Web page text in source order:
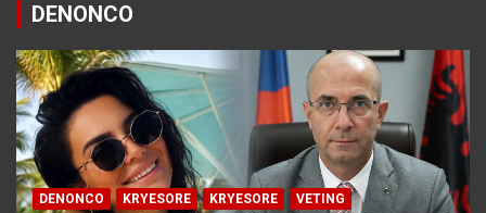
DENONCO
DENONCO KRYESORE KRYESORE VETING